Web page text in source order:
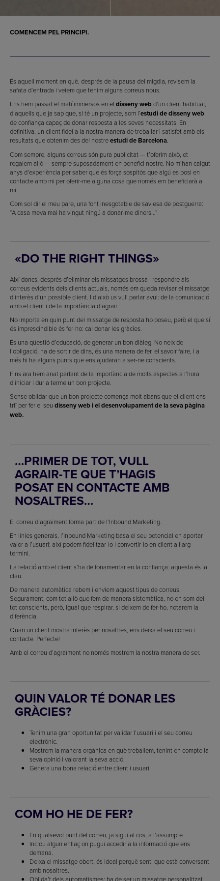
COMENCEM PEL PRINCIPI.
És aquell moment en què, després de la pausa del migdia, revisem la
safata d’entrada i veiem que tenim alguns correus nous.
Ens hem passat el matí immersos en el disseny web d’un client habitual,
d’aquells que ja sap que, si té un projecte, som l’estudi de disseny web
de confiança capaç de donar resposta a les seves necessitats. En
definitiva, un client fidel a la nostra manera de treballar i satisfet amb els
resultats que obtenim des del nostreestudi de Barcelona.
Com sempre, alguns correus són pura publicitat — t’oferim això, et
regalem allò — sempre suposadament en benefici nostre. No m’han calgut
anys d’experiència per saber que és força sospitós que algú es posi en
contacte amb mi per oferir-me alguna cosa que només em beneficiarà a
mi.
Com sol dir el meu pare, una font inesgotable de saviesa de postguerra:
“A casa meva mai ha vingut ningú a donar-me diners…”
«DO THE RIGHT THINGS»
Així doncs, després d’eliminar els missatges brossa i respondre als
correus evidents dels clients actuals, només em queda revisar el missatge
d’interès d’un possible client. I d’això us vull parlar avui: de la comunicació
amb el client i de la importància d’agrair.
No importa en quin punt del missatge de resposta ho poseu, però el que sí
és imprescindible és fer-ho: cal donar les gràcies.
És una qüestió d’educació, de generar un bon diàleg. No neix de
l’obligació, ha de sortir de dins, és una manera de fer, el savoir faire, i a
més hi ha alguns punts que ens ajudaran a ser-ne conscients.
Fins ara hem anat parlant de la importància de molts aspectes a l’hora
d’iniciar i dur a terme un bon projecte.
Sense oblidar que un bon projecte comença molt abans que el client ens
triï per fer el seu disseny web i el desenvolupament de la seva pàgina
web.
…PRIMER DE TOT, VULL
AGRAIR-TE QUE T’HAGIS
POSAT EN CONTACTE AMB
NOSALTRES…
El correu d’agraïment forma part de l’Inbound Marketing.
En línies generals, l’Inbound Marketing basa el seu potencial en aportar
valor a l’usuari; així podem fidelitzar-lo i convertir-lo en client a llarg
termini.
La relació amb el client s’ha de fonamentar en la confiança: aquesta és la
clau.
De manera automàtica rebem i enviem aquest tipus de correus.
Segurament, com tot allò que fem de manera sistemàtica, no en som del
tot conscients, però, igual que respirar, si deixem de fer-ho, notarem la
diferència.
Quan un client mostra interès per nosaltres, ens deixa el seu correu i
contacte. Perfecte!
Amb el correu d’agraïment no només mostrem la nostra manera de ser.
QUIN VALOR TÉ DONAR LES
GRÀCIES?
Tenim una gran oportunitat per validar l’usuari i el seu correu
electrònic.
Mostrem la manera orgànica en què treballem, tenint en compte la
seva opinió i valorant la seva acció.
Genera una bona relació entre client i usuari.
COM HO HE DE FER?
En qualsevol punt del correu, ja sigui al cos, a l’assumpte…
Inclou algun enllaç on pugui accedir a la informació que ens
demana.
Deixa el missatge obert; és ideal perquè senti que està conversant
amb nosaltres.
Oblida’t dels automatismes: ha de ser un missatge personalitzat.